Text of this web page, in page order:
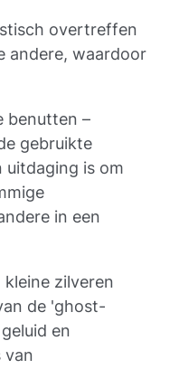
overtreffen
andere, waardoor
benutten –
gebruikte
is om
in een
zilveren
de 'ghost-
en
van